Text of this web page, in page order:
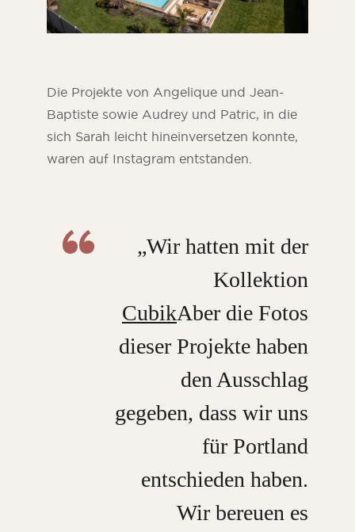
Die Projekte von Angelique und Jean-
Baptiste sowie Audrey und Patric, in die
sich Sarah leicht hineinversetzen konnte,
waren auf Instagram entstanden.
„Wir hatten mit der
Kollektion
CubikAber die Fotos
dieser Projekte haben
den Ausschlag
gegeben, dass wir uns
für Portland
entschieden haben.
Wir bereuen es